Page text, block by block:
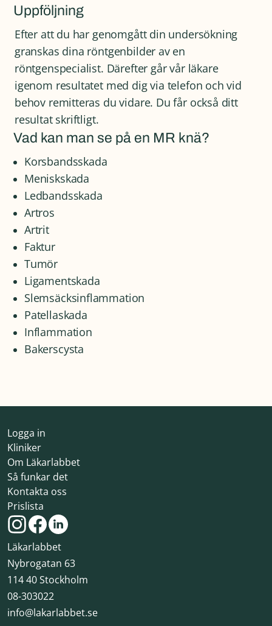
Uppföljning
Efter att du har genomgått din undersökning
granskas dina röntgenbilder av en
röntgenspecialist. Därefter går vår läkare
igenom resultatet med dig via telefon och vid
behov remitteras du vidare. Du får också ditt
resultat skriftligt.
Vad kan man se på en MR knä?
Korsbandsskada
Meniskskada
Ledbandsskada
Artros
Artrit
Faktur
Tumör
Ligamentskada
Slemsäcksinflammation
Patellaskada
Inflammation
Bakerscysta
Logga in
Kliniker
Om Läkarlabbet
Så funkar det
Kontakta oss
Prislista
Läkarlabbet
Nybrogatan 63
114 40 Stockholm
08-303022
info@lakarlabbet.se